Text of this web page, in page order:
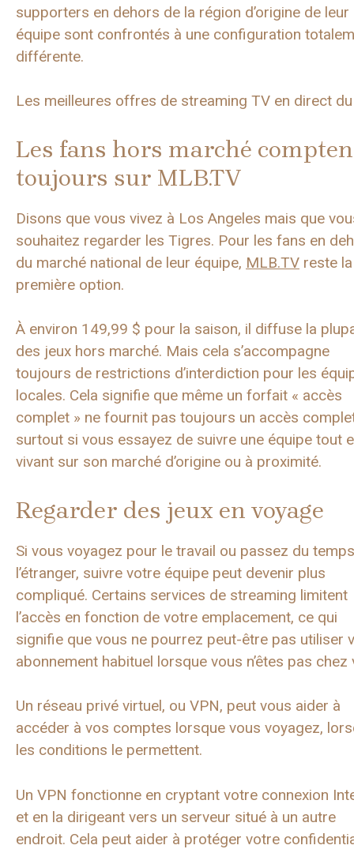
supporters en dehors de la région d’origine de leur
équipe sont confrontés à une configuration
différente.
Les meilleures offres de streaming TV en direct
Les fans hors marché
toujours sur MLB.TV
Disons que vous vivez à Los Angeles mais que
souhaitez regarder les Tigres. Pour les fans en
du marché national de leur équipe, MLB.TV reste la
première option.
À environ 149,99 $ pour la saison, il diffuse la
des jeux hors marché. Mais cela s’accompagne
toujours de restrictions d’interdiction pour les
locales. Cela signifie que même un forfait « accès
complet » ne fournit pas toujours un accès
surtout si vous essayez de suivre une équipe tout
vivant sur son marché d’origine ou à proximité.
Regarder des jeux en voyage
Si vous voyagez pour le travail ou passez du
l’étranger, suivre votre équipe peut devenir plus
compliqué. Certains services de streaming limitent
l’accès en fonction de votre emplacement, ce qui
signifie que vous ne pourrez peut-être pas utiliser
abonnement habituel lorsque vous n’êtes pas chez
Un réseau privé virtuel, ou VPN, peut vous aider à
accéder à vos comptes lorsque vous voyagez,
les conditions le permettent.
Un VPN fonctionne en cryptant votre connexion
et en la dirigeant vers un serveur situé à un autre
endroit. Cela peut aider à protéger votre